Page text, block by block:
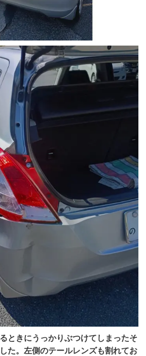
ときにうっかりぶつけてしまったそ
た。左側のテールレンズも割れてお